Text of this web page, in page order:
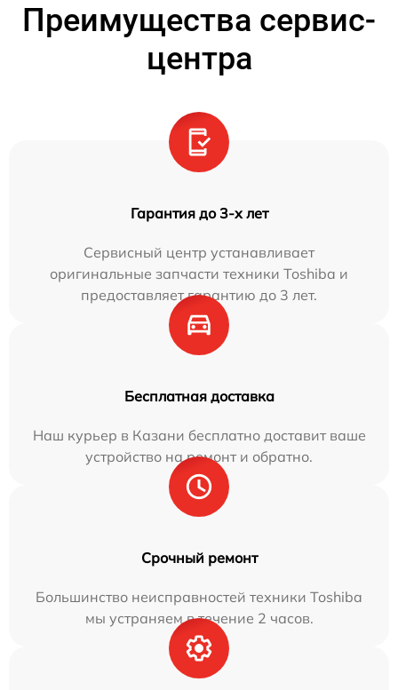
Преимущества сервис-
центра
Гарантия до 3-х лет
Сервисный центр устанавливает
оригинальные запчасти техники Toshiba и
предоставляет гарантию до 3 лет.
Бесплатная доставка
Наш курьер в Казани бесплатно доставит ваше
устройство на ремонт и обратно.
Срочный ремонт
Большинство неисправностей техники Toshiba
мы устраняем в течение 2 часов.